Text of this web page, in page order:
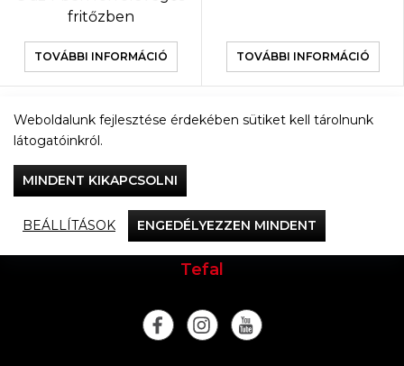
fritőzben
TOVÁBBI INFORMÁCIÓ TOVÁBBI INFORMÁCIÓ
TOVÁBBI TERMÉKEK
Vacsorázzunk együtt
Tefal
Weboldalunk fejlesztése érdekében sütiket kell tárolnunk
látogatóinkról.
MINDENT KIKAPCSOLNI
BEÁLLÍTÁSOK ENGEDÉLYEZZEN MINDENT